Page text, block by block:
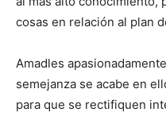
cosas en relación al plan
Amadles
semejanza se acabe en
para que se rectifiquen